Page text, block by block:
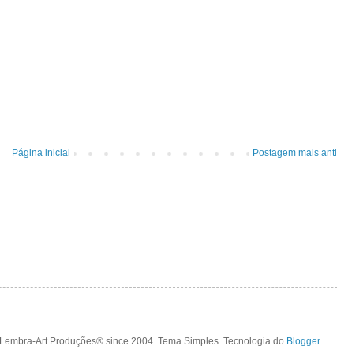
Postagem mais
Página inicial
Lembra-Art Produções® since 2004. Tema Simples. Tecnologia do Blogger.